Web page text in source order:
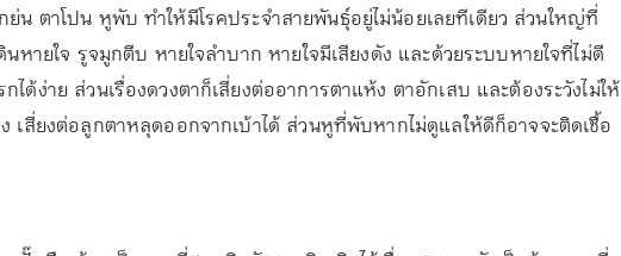
น ตาโปน หูพับ ทำให้มีโรคประจำสายพันธุ์อยู่ไม่น้อยเลยทีเดียว ส่วนใหญ่ที่
หายใจ รูจมูกตีบ หายใจลำบาก หายใจมีเสียงดัง และด้วยระบบหายใจที่ไม่ดี
ได้ง่าย ส่วนเรื่องดวงตาก็เสี่ยงต่ออาการตาแห้ง ตาอักเสบ และต้องระวังไม่ให้
เสี่ยงต่อลูกตาหลุดออกจากเบ้าได้ ส่วนหูที่พับหากไม่ดูแลให้ดีก็อาจจะติดเชื้อ